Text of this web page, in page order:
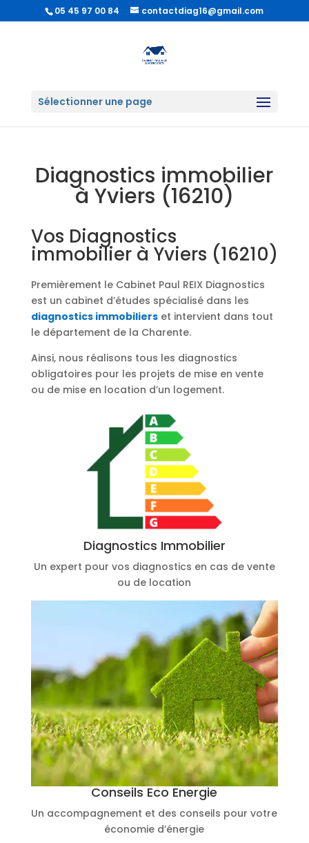
05 45 97 00 84 contactdiag16@gmail.com
Sélectionner une page
Diagnostics immobilier
à Yviers (16210)
Vos Diagnostics
immobilier à Yviers (16210)
Premièrement le Cabinet Paul REIX Diagnostics
est un cabinet d’études spécialisé dans les
diagnostics immobilierset intervient dans tout
le département de la Charente.
Ainsi, nous réalisons tous les diagnostics
obligatoires pour les projets de mise en vente
ou de mise en location d’un logement.
Diagnostics Immobilier
Un expert pour vos diagnostics en cas de vente
ou de location
Conseils Eco Energie
Un accompagnement et des conseils pour votre
économie d’énergie